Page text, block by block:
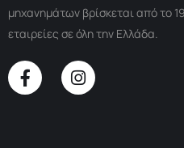
μηχανημάτων βρίσκεται από το
εταιρείες σε όλη την Ελλάδα.